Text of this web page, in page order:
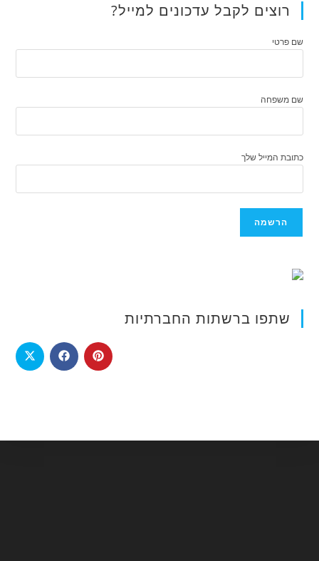
רוצים לקבל עדכונים למייל?
שם פרטי
שם משפחה
כתובת המייל שלך
שתפו ברשתות החברתיות